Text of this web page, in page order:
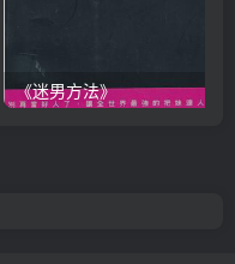
《迷男方法》